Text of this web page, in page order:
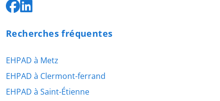
Recherches fréquentes
EHPAD à Metz
EHPAD à Clermont-ferrand
EHPAD à Saint-Étienne